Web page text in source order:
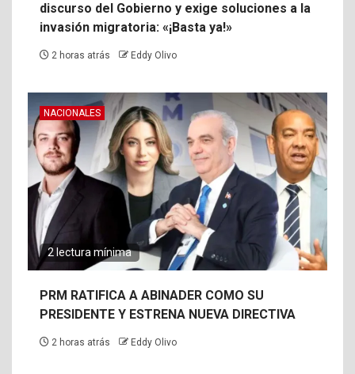
discurso del Gobierno y exige soluciones a la
invasión migratoria: «¡Basta ya!»
2 horas atrás Eddy Olivo
NACIONALES
2 lectura mínima
PRM RATIFICA A ABINADER COMO SU
PRESIDENTE Y ESTRENA NUEVA DIRECTIVA
2 horas atrás Eddy Olivo